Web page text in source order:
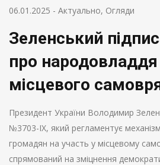
06.01.2025 - Актуально, Огляди
Зеленський
про народовладдя
місцевого
Президент України Володимир
№3703-IX, який регламентує
громадян на участь у місцевому
спрямований на зміцнення